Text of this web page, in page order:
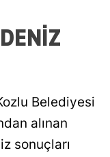
Belediyesi
alınan
sonuçları